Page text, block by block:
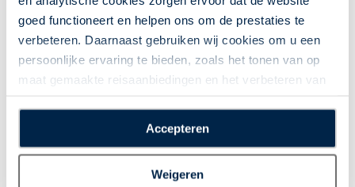
goed functioneert en helpen ons om de prestaties te
verbeteren. Daarnaast gebruiken wij cookies om u een
persoonlijke ervaring te bieden, zoals het tonen van op
maat gemaakte reisaanbiedingen en het verbeteren van
plaatsen van alle hierboven beschreven cookies en
technologieën, waarmee persoonlijke gegevens kunnen
worden verzameld. Indien u kiest voor “Weigeren”
Accepteren
Weigeren
Autohuur
Bij deze reis is een huurauto van AVIS inbegrepen tenzij
anders vermeld. De huurauto is inclusief onbeperkt